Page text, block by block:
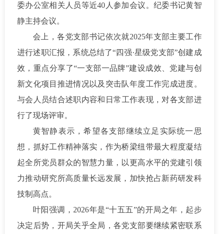
委办公室相关人员等近40 人参加会议。纪委书记黄智
静主持会议。
会上，各党支部书记依次就2025年支部主要工作
进行述职汇报，系统总结了“四强·星级党支部”创建成
效，重点分享了“一支部一品牌”建设成效、党建与创
新文化项目推进情况以及突击队年度工作完成进度。
与会 人员结合述职内容和日常工作表现， 对各支部进
行了现场评审。
黄智静表示，希望各支部继续立足实际统一思
想，抓好工作精神落实，作为桥梁纽带最大程度凝结
起全所党员群众的智慧力量，以更高水平的党建引领
力推动研究所高质量长远发展，加快抢占新药研发科
技制高点。
叶阳强调， 2026年是“十五五”的开局之年，起步
决定后势，开局关乎全局 ，各党支部要继续紧密联系